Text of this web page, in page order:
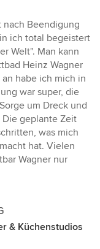
nach Beendigung
ich total begeistert
Welt". Man kann
Heinz Wagner
habe ich mich in
war super, die
um Dreck und
geplante Zeit
was mich
hat. Vielen
Wagner nur
& Küchenstudios